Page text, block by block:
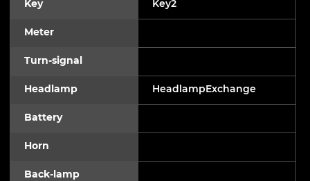
Key Key2
Meter
Turn-signal
Headlamp HeadlampExchange
Battery
Horn
Back-lamp